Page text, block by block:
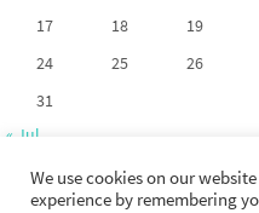
17
18 19
24
25 26
31
« Jul
We use cookies on our
experience by remembering